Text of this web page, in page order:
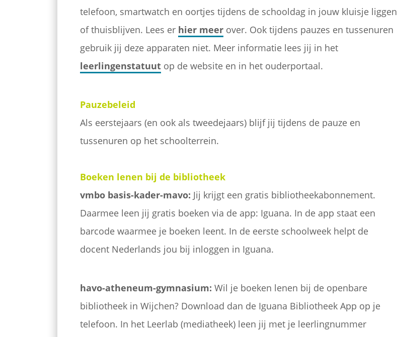
telefoon, smartwatch en oortjes tijdens de schooldag in jouw kluisje liggen
of thuisblijven. Lees er hier meer over. Ook tijdens pauzes en tussenuren
gebruik jij deze apparaten niet. Meer informatie lees jij in het
leerlingenstatuut op de website en in het ouderportaal.
Pauzebeleid
Als eerstejaars (en ook als tweedejaars) blijf jij tijdens de pauze en
tussenuren op het schoolterrein.
Boeken lenen bij de bibliotheek
vmbo basis-kader-mavo: Jij krijgt een gratis bibliotheekabonnement.
Daarmee leen jij gratis boeken via de app: Iguana. In de app staat een
barcode waarmee je boeken leent. In de eerste schoolweek helpt de
docent Nederlands jou bij inloggen in Iguana.
havo-atheneum-gymnasium: Wil je boeken lenen bij de openbare
bibliotheek in Wijchen? Download dan de Iguana Bibliotheek App op je
telefoon. In het Leerlab (mediatheek) leen jij met je leerlingnummer